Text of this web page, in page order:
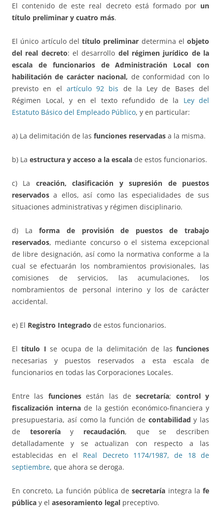
El contenido de este real decreto está formado por un
título preliminar y cuatro más.
El único artículo del título preliminar determina el objeto
del real decreto: el desarrollo del régimen jurídico de la
escala de funcionarios de Administración Local con
habilitación de carácter nacional, de conformidad con lo
previsto en el artículo 92 bis de la Ley de Bases del
Régimen Local, y en el texto refundido de la Ley del
Estatuto Básico del Empleado Público, y en particular:
a) La delimitación de las funciones reservadas a la misma.
b) La estructura y acceso a la escala de estos funcionarios.
c) La creación, clasificación y supresión de puestos
reservados a ellos, así como las especialidades de sus
situaciones administrativas y régimen disciplinario.
d) Laforma de provisión de puestos de trabajo
reservados, mediante concurso o el sistema excepcional
de libre designación, así como la normativa conforme a la
cual se efectuarán los nombramientos provisionales, las
comisiones de servicios, las acumulaciones, los
nombramientos de personal interino y los de carácter
accidental.
e) El Registro Integrado de estos funcionarios.
Eltítulo Ise ocupa de la delimitación de las funciones
necesarias y puestos reservados a esta escala de
funcionarios en todas las Corporaciones Locales.
Entre las funcionesestán las desecretaría; control y
fiscalización interna de la gestión económico-financiera y
presupuestaria, así como la función de contabilidad y las
de tesoreríay recaudación, que se describen
detalladamente y se actualizan con respecto a las
establecidas en el Real Decreto 1174/1987, de 18 de
septiembre, que ahora se deroga.
En concreto, La función pública desecretaría integra lafe
pública y el asesoramiento legal preceptivo.